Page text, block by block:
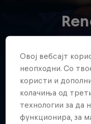
Овој вебсајт
неопходни. Со
користи и
колачиња од
технологии за да
функционира, за